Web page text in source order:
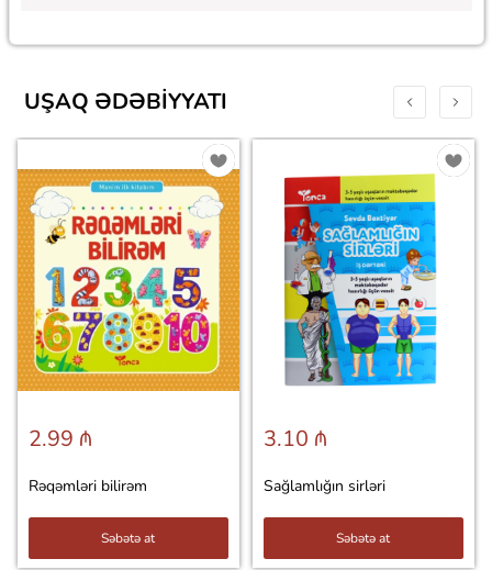
UŞAQ ƏDƏBIYYATI
2.99 ₼
Rəqəmləri bilirəm
Səbətə at
3.10 ₼
Sağlamlığın sirləri
Səbətə at